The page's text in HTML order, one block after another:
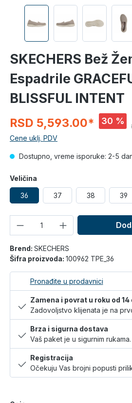
SKECHERS Bež
Espadrile
BLISSFUL INTENT
RSD 5,593.00* 30 %
Cene uklj. PDV
Dostupno, vreme isporuke: 2-5
Veličina
36 37 38 39
Brend: SKECHERS
Šifra proizvoda: 100962 TPE_36
Pronađite u prodavnici
Zamena i povrat u roku od 14
Zadovoljstvo klijenata je na
Brza i sigurna dostava
Vaš paket je u sigurnim rukama.
Registracija
Očekuju Vas brojni popusti